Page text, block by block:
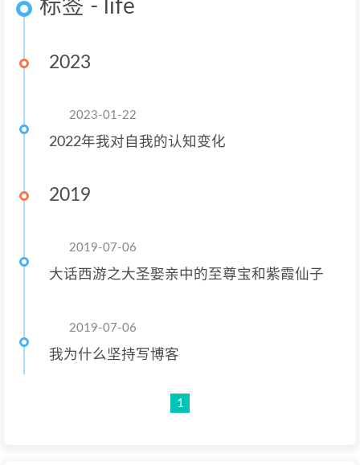
标签 - life
2023
2023-01-22
2022年我对自我的认知变化
2019
2019-07-06
大话西游之大圣娶亲中的至尊宝和紫霞仙子
2019-07-06
我为什么坚持写博客
1